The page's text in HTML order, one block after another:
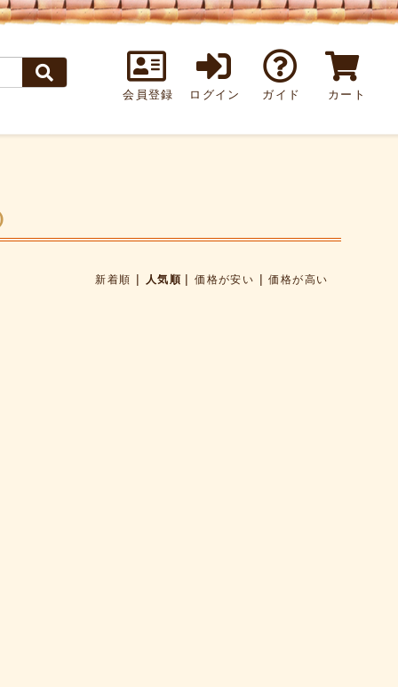
会員登録 ログイン ガイド カート
新着順 | 人気順 |価格が安い |価格が高い